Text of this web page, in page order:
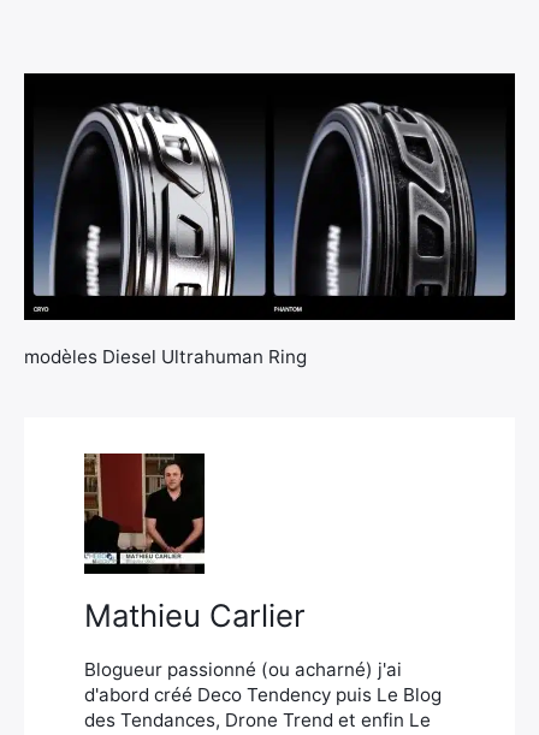
modèles Diesel Ultrahuman Ring
Mathieu Carlier
Blogueur passionné (ou acharné) j'ai
d'abord créé Deco Tendency puis Le Blog
des Tendances, Drone Trend et enfin Le
Rechercher
: